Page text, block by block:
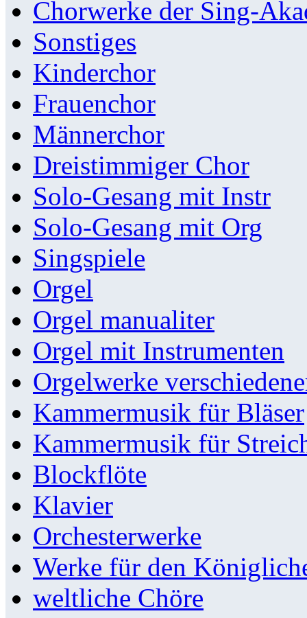
Chorwerke der Sing-
Sonstiges
Kinderchor
Frauenchor
Männerchor
Dreistimmiger Chor
Solo-Gesang mit Instr
Solo-Gesang mit Org
Singspiele
Orgel
Orgel manualiter
Orgel mit Instrumenten
Orgelwerke
Kammermusik für Bläser
Kammermusik für
Blockflöte
Klavier
Orchesterwerke
Werke für den
weltliche Chöre